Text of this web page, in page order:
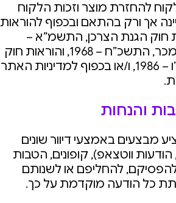
להחזרת מוצר וזכות הלקוח
אך ורק בהתאם ובכפוף להוראות
חוק הגנת הצרכן, התשמ”א –
1981, הוראות חוק המכר, התשכ”ח – 1968, והוראות חוק
כרטיסי חיוב התשמ”ו – 1986, ו/או בכפוף למדיניות האתר
מבצעים באמצעי דיוור שונים
ווטצאפ), קופונים, הטבות
להחליפם או לשנותם
כל הודעה מוקדמת על כך.